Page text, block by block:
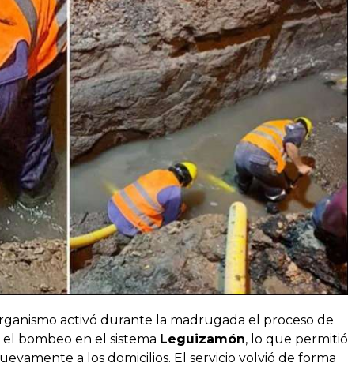
activó durante la madrugada el proceso de
bombeo en el sistema Leguizamón, lo que permitió
a los domicilios. El servicio volvió de forma